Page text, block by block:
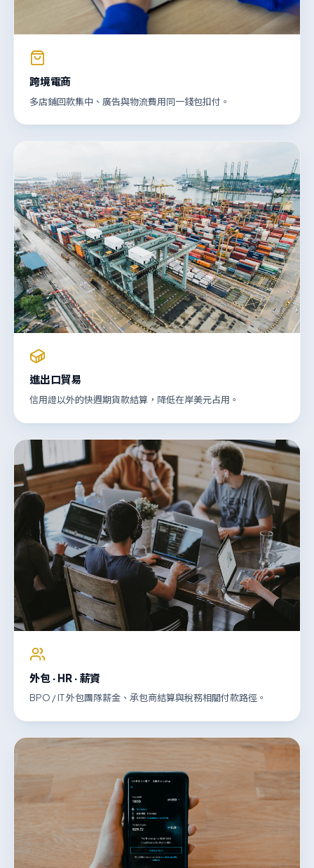
跨境電商
多店鋪回款集中、廣告與物流費用同一錢包扣付。
進出口貿易
信用證以外的快週期貨款結算，降低在岸美元占用。
外包 · HR · 薪資
BPO / IT 外包團隊薪金、承包商結算與稅務相關付款路徑。